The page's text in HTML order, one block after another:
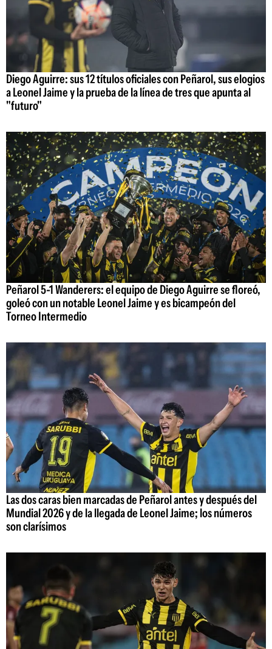
Diego Aguirre: sus 12 títulos oficiales con Peñarol, sus elogios
a Leonel Jaime y la prueba de la línea de tres que apunta al
"futuro"
Peñarol 5-1 Wanderers: el equipo de Diego Aguirre se floreó,
goleó con un notable Leonel Jaime y es bicampeón del
Torneo Intermedio
Las dos caras bien marcadas de Peñarol antes y después del
Mundial 2026 y de la llegada de Leonel Jaime; los números
son clarísimos